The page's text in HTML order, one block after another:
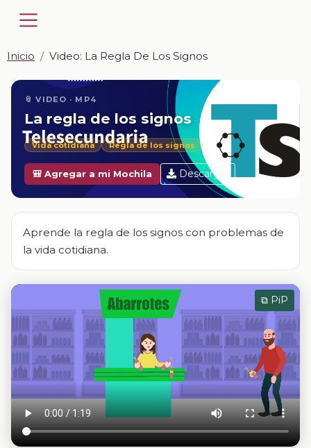
Inicio Video: La Regla De Los Signos
📎 VIDEO · MP4
La regla de los signos
Vida cotidiana Regla de los signos
🎒 Agregar a mi Mochila Descargar
Aprende la regla de los signos con problemas de
la vida cotidiana.
⧉ PiP